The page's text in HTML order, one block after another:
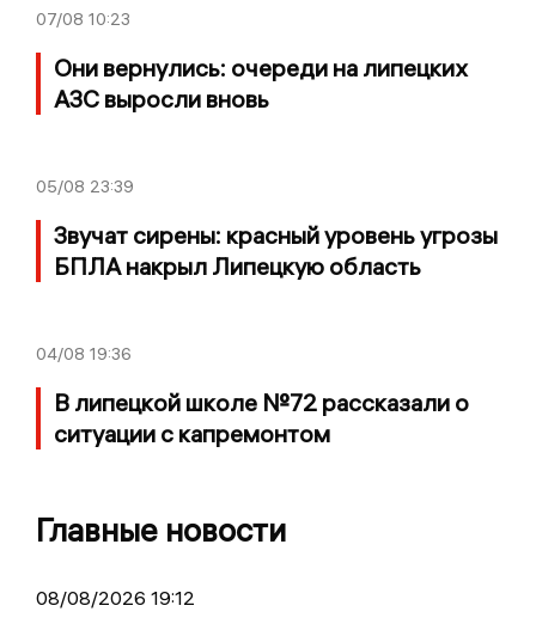
07/08 10:23
Они вернулись: очереди на липецких
АЗС выросли вновь
05/08 23:39
Звучат сирены: красный уровень угрозы
БПЛА накрыл Липецкую область
04/08 19:36
В липецкой школе №72 рассказали о
ситуации с капремонтом
Главные новости
08/08/2026 19:12